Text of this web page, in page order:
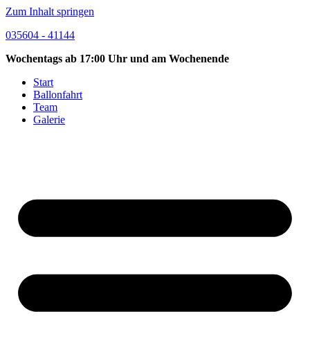
Zum Inhalt springen
035604 - 41144
Wochentags ab 17:00 Uhr und am Wochenende
Start
Ballonfahrt
Team
Galerie